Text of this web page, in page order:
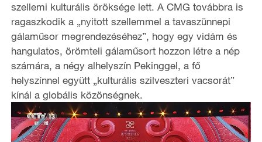
szellemi kulturális öröksége lett. A CMG továbbra is
ragaszkodik a „nyitott szellemmel a tavaszünnepi
gálaműsor megrendezéséhez”, hogy egy vidám és
hangulatos, örömteli gálaműsort hozzon létre a nép
számára, a négy alhelyszín Pekinggel, a fő
helyszínnel együtt „kulturális szilveszteri vacsorát”
kínál a globális közönségnek.